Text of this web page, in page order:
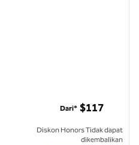
Dari* $117
Diskon Honors Tidak dapat
dikembalikan